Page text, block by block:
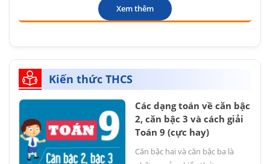
Xem thêm
Kiến thức THCS
Các dạng toán về căn bậc
2, căn bậc 3 và cách giải
Toán 9 (cực hay)
Căn bậc hai và căn bậc ba là